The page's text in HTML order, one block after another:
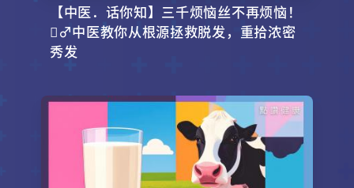
【中医．话你知】三千烦恼丝不再烦恼！
‍♂️中医教你从根源拯救脱发，重拾浓密
秀发